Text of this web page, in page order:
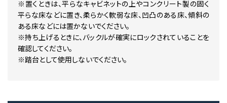
※置くときは、平らなキャビネットの上やコンクリート製の固く
平らな床などに置き、柔らかく軟弱な床、凹凸のある床、傾斜の
ある床などには置かないでください。
※持ち上げるときに、バックルが確実にロックされていることを
確認してください。
※踏台として使用しないでください。